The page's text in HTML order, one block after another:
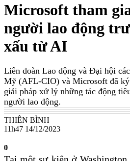
Microsoft tham
người lao động
xấu từ AI
Liên đoàn Lao động và Đại hội
Mỹ (AFL-CIO) và Microsoft đã
giải pháp xử lý những tác động
người lao động.
THIÊN BÌNH
11h47 14/12/2023
0